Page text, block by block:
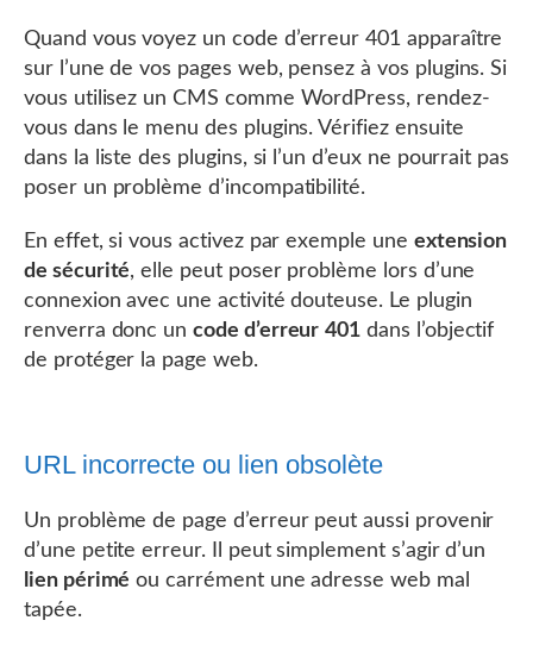
Quand vous voyez un code d’erreur 401 apparaître
sur l’une de vos pages web, pensez à vos plugins. Si
vous utilisez un CMS comme WordPress, rendez-
vous dans le menu des plugins. Vérifiez ensuite
dans la liste des plugins, si l’un d’eux ne pourrait pas
poser un problème d’incompatibilité.
En effet, si vous activez par exemple une extension
de sécurité, elle peut poser problème lors d’une
connexion avec une activité douteuse. Le plugin
renverra donc uncode d’erreur 401 dans l’objectif
de protéger la page web.
URL incorrecte ou lien obsolète
Un problème de page d’erreur peut aussi provenir
d’une petite erreur. Il peut simplement s’agir d’un
lien périmé ou carrément une adresse web mal
tapée.